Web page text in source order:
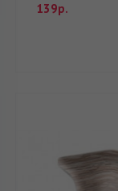
139р.